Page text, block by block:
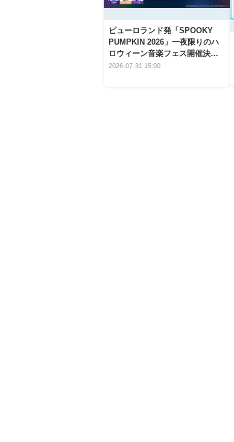
ピューロランド発「SPOOKY
PUMPKIN 2026」一夜限りのハ
ロウィーン音楽フェス開催決
定！
2026-07-31 15:00